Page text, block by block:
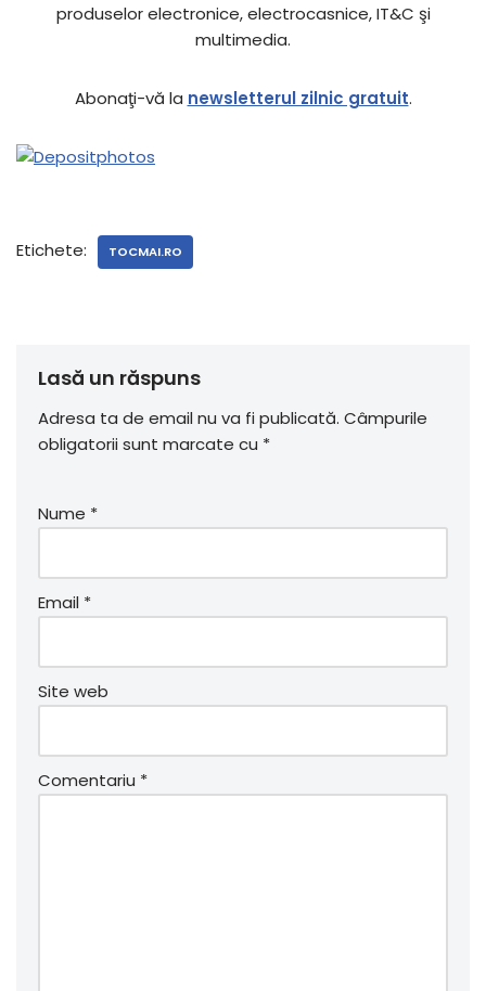
produselor electronice, electrocasnice, IT&C şi
multimedia.
Abonaţi-vă la newsletterul zilnic gratuit.
Etichete: TOCMAI.RO
Lasă un răspuns
Adresa ta de email nu va fi publicată. Câmpurile
obligatorii sunt marcate cu *
Nume *
Email *
Site web
Comentariu *